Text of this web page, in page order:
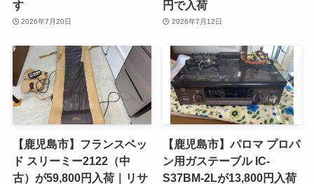
す
2026年7月20日
円で入荷
2026年7月12日
【鹿児島市】フランスベッ
ド スリーミー2122（中
古）が59,800円入荷｜リサ
【鹿児島市】パロマ プロパ
ン用ガステーブル IC-
S37BM-2Lが13,800円入荷